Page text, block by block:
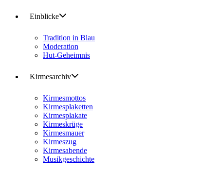
Einblicke
Tradition in Blau
Moderation
Hut-Geheimnis
Kirmesarchiv
Kirmesmottos
Kirmesplaketten
Kirmesplakate
Kirmeskrüge
Kirmesmauer
Kirmeszug
Kirmesabende
Musikgeschichte